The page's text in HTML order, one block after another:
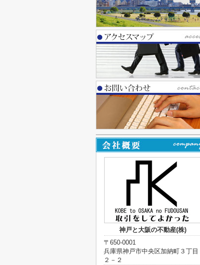
神戸と大阪の不動産(株)
〒650-0001
兵庫県神戸市中央区加納町３丁目
２－２